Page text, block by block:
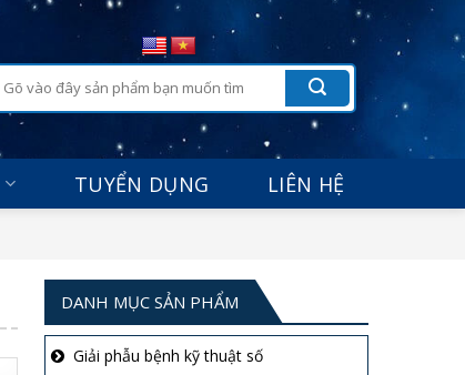
kiếm:
TUYỂN DỤNG LIÊN HỆ
DANH MỤC SẢN PHẨM
Giải phẫu bệnh kỹ thuật số